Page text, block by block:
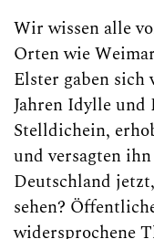
Wir wissen alle
Orten wie
Elster gaben
Jahren Idylle und
Stelldichein,
und versagten
Deutschland
sehen?
widersprochene